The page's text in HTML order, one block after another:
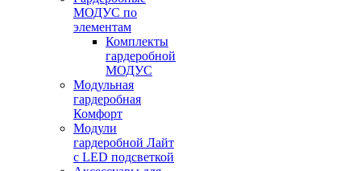
МОДУС по
элементам
Комплекты
гардеробной
МОДУС
Модульная
гардеробная
Комфорт
Модули
гардеробной Лайт
с LED подсветкой